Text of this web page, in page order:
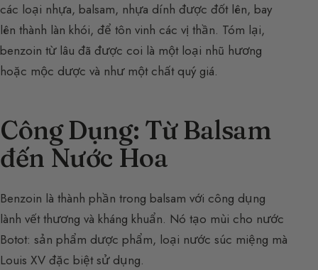
các loại nhựa, balsam, nhựa dính được đốt lên, bay
lên thành làn khói, để tôn vinh các vị thần. Tóm lại,
benzoin từ lâu đã được coi là một loại nhũ hương
hoặc mộc dược và như một chất quý giá.
Công Dụng: Từ Balsam
đến Nước Hoa
Benzoin là thành phần trong balsam với công dụng
lành vết thương và kháng khuẩn. Nó tạo mùi cho nước
Botot: sản phẩm dược phẩm, loại nước súc miệng mà
Louis XV đặc biệt sử dụng.